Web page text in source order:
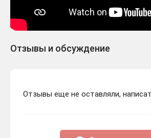
Отзывы и обсуждение
Отзывы еще не оставляли,